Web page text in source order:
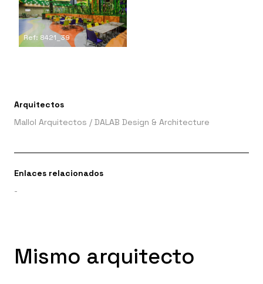
Ref: 8421_39
Arquitectos
Mallol Arquitectos / DALAB Design & Architecture
Enlaces relacionados
-
Mismo arquitecto